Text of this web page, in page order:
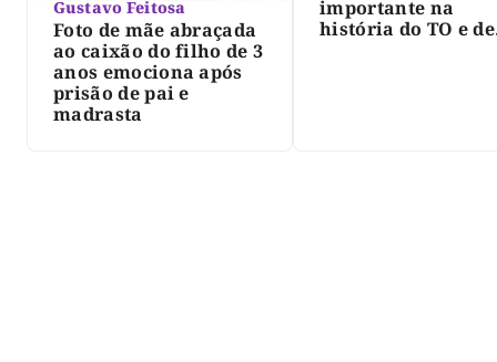
Gustavo Feitosa
Foto de mãe abraçada
ao caixão do filho de 3
anos emociona após
prisão de pai e
madrasta
importante na
história do TO e de